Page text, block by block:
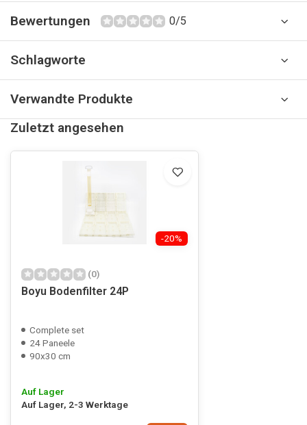
Bewertungen 0/5
Schlagworte
Verwandte Produkte
Zuletzt angesehen
-20%
(0)
Boyu Bodenfilter 24P
Complete set
24 Paneele
90x30 cm
Auf Lager
Auf Lager, 2-3 Werktage